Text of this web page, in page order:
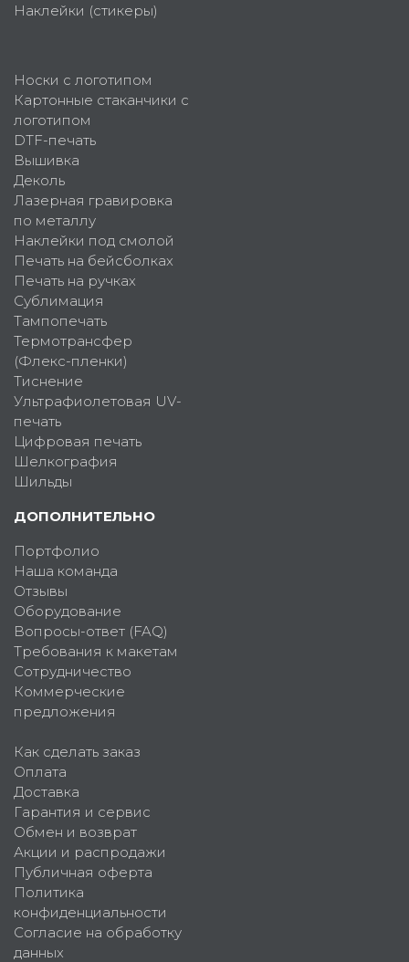
Наклейки (стикеры)
Носки с логотипом
Картонные стаканчики с
логотипом
DTF-печать
Вышивка
Деколь
Лазерная гравировка
по металлу
Наклейки под смолой
Печать на бейсболках
Печать на ручках
Сублимация
Тампопечать
Термотрансфер
(Флекс-пленки)
Тиснение
Ультрафиолетовая UV-
печать
Цифровая печать
Шелкография
Шильды
ДОПОЛНИТЕЛЬНО
Портфолио
Наша команда
Отзывы
Оборудование
Вопросы-ответ (FAQ)
Требования к макетам
Сотрудничество
Коммерческие
предложения
Как сделать заказ
Оплата
Доставка
Гарантия и сервис
Обмен и возврат
Акции и распродажи
Публичная оферта
Политика
конфиденциальности
Согласие на обработку
данных